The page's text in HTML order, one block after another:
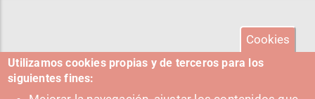
Cookies
Utilizamos cookies propias y de terceros para los
siguientes fines: